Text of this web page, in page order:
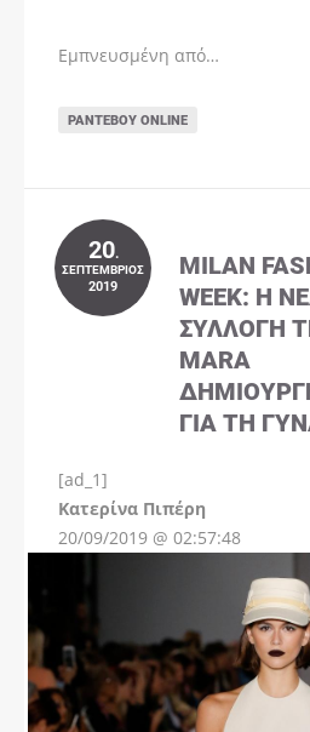
Εμπνευσμένη από…
ΡΑΝΤΕΒΟΎ ONLINE
20.
ΣΕΠΤΈΜΒΡΙΟΣ
2019
MILAN
WEEK: Η
ΣΥΛΛΟΓΉ
MARA
ΓΙΑ ΤΗ
[ad_1]
Kατερίνα Πιπέρη
20/09/2019 @ 02:57:48